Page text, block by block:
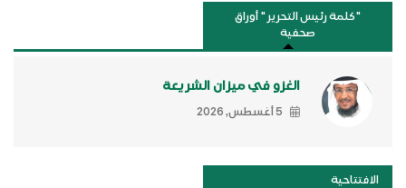
"كلمة رئيس التحرير " أوراق
صحفية
الغزو في ميزان الشريعة
5 أغسطس, 2026
الافتتاحية